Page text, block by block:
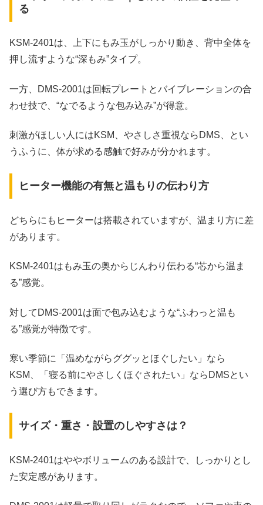
る
KSM‑2401は、上下にもみ玉がしっかり動き、背中全体を
押し流すような“深もみ”タイプ。
一方、DMS‑2001は回転プレートとバイブレーションの合
わせ技で、“なでるような包み込み”が得意。
刺激がほしい人にはKSM、やさしさ重視ならDMS、とい
うふうに、体が求める感触で好みが分かれます。
ヒーター機能の有無と温もりの伝わり方
どちらにもヒーターは搭載されていますが、温まり方に差
があります。
KSM‑2401はもみ玉の奥からじんわり伝わる“芯から温ま
る”感覚。
対してDMS‑2001は面で包み込むような“ふわっと温も
る”感覚が特徴です。
寒い季節に「温めながらググッとほぐしたい」なら
KSM、「寝る前にやさしくほぐされたい」ならDMSとい
う選び方もできます。
サイズ・重さ・設置のしやすさは？
KSM‑2401はややボリュームのある設計で、しっかりとし
た安定感があります。